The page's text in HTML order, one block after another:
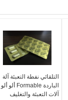
التلقائي نفطة التعبئة آلة
الباردة Formable ألو ألو
آلات التعبئة والتغليف